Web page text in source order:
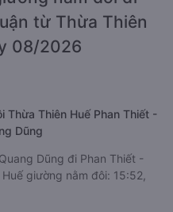
từ Thừa Thiên
08/2026
Thừa Thiên Huế Phan Thiết -
Dũng
Dũng đi Phan Thiết -
giường nằm đôi: 15:52,